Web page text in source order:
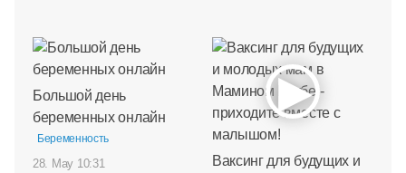
Большой день
беременных онлайн
Беременность
28. May 10:31
Ваксинг для будущих и